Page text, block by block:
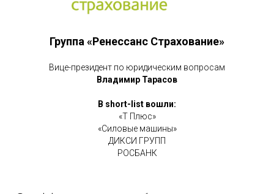
Группа «Ренессанс Страхование»
Вице-президент по юридическим вопросам
Владимир Тарасов
В short-list вошли:
«Т Плюс»
«Силовые машины»
ДИКСИ ГРУПП
РОСБАНК